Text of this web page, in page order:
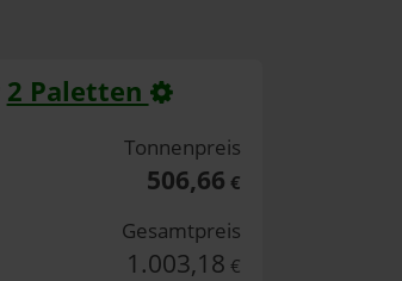
2 Paletten
Tonnenpreis
506,66 €
Gesamtpreis
1.003,18 €